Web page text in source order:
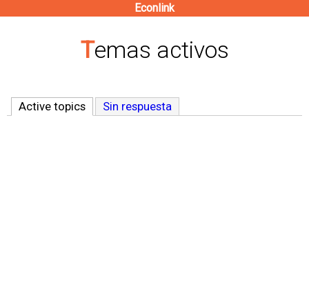
contenido
Econlink
Temas activos
Active topics (solapa activa)
Sin respuesta